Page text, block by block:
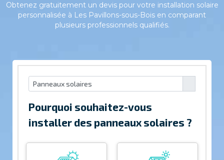
Obtenez gratuitement un devis pour votre installation solaire
personnalisée à Les Pavillons-sous-Bois en comparant
plusieurs professionnels qualifiés.